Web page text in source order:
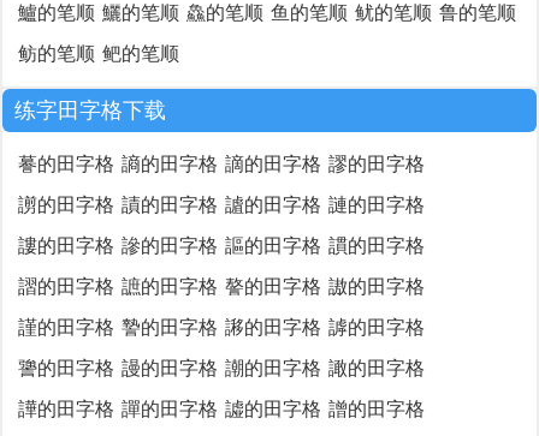
鱸的笔顺 鱺的笔顺 鱻的笔顺 鱼的笔顺 鱿的笔顺 鲁的笔顺
鲂的笔顺 鲃的笔顺
练字田字格下载
謩的田字格 謪的田字格 謫的田字格 謬的田字格
謭的田字格 謮的田字格 謯的田字格 謰的田字格
謱的田字格 謲的田字格 謳的田字格 謴的田字格
謵的田字格 謶的田字格 謷的田字格 謸的田字格
謹的田字格 謺的田字格 謻的田字格 謼的田字格
謽的田字格 謾的田字格 謿的田字格 譀的田字格
譁的田字格 譂的田字格 譃的田字格 譄的田字格